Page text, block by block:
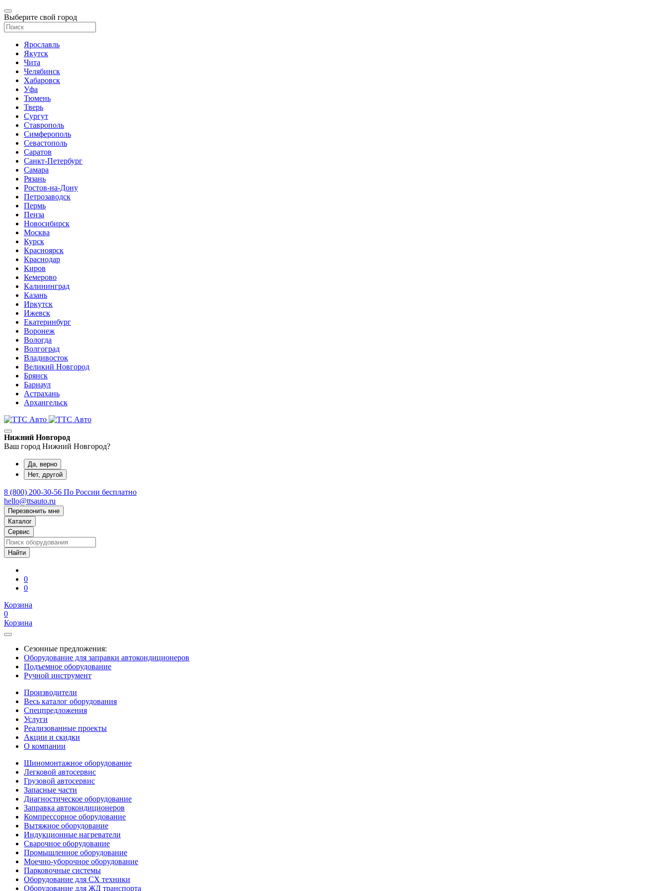
Выберите свой город
Ярославль
Якутск
Чита
Челябинск
Хабаровск
Уфа
Тюмень
Тверь
Сургут
Ставрополь
Симферополь
Севастополь
Саратов
Санкт-Петербург
Самара
Рязань
Ростов-на-Дону
Петрозаводск
Пермь
Пенза
Новосибирск
Москва
Курск
Красноярск
Краснодар
Киров
Кемерово
Калининград
Казань
Иркутск
Ижевск
Екатеринбург
Воронеж
Вологда
Волгоград
Владивосток
Великий Новгород
Брянск
Барнаул
Астрахань
Архангельск
Нижний Новгород
Ваш город Нижний Новгород?
Да, верно
Нет, другой
8 (800) 200-30-56 По России бесплатно
hello@ttsauto.ru
Перезвонить мне
Каталог
Сервис
0
0
Корзина
0
Корзина
Сезонные предложения:
Оборудование для заправки автокондиционеров
Подъемное оборудование
Ручной инструмент
Производители
Весь каталог оборудования
Спецпредложения
Услуги
Реализованные проекты
Акции и скидки
О компании
Шиномонтажное оборудование
Легковой автосервис
Грузовой автосервис
Запасные части
Диагностическое оборудование
Заправка автокондиционеров
Компрессорное оборудование
Вытяжное оборудование
Индукционные нагреватели
Сварочное оборудование
Промышленное оборудование
Моечно-уборочное оборудование
Парковочные системы
Оборудование для СХ техники
Оборудование для ЖД транспорта